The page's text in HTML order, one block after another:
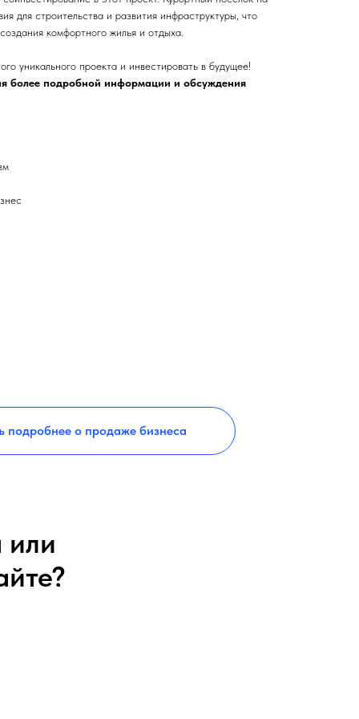
для строительства и развития инфраструктуры, что
комфортного жилья и отдыха.
уникального проекта и инвестировать в будущее!
более подробной информации и обсуждения
подробнее о продаже бизнеса
или